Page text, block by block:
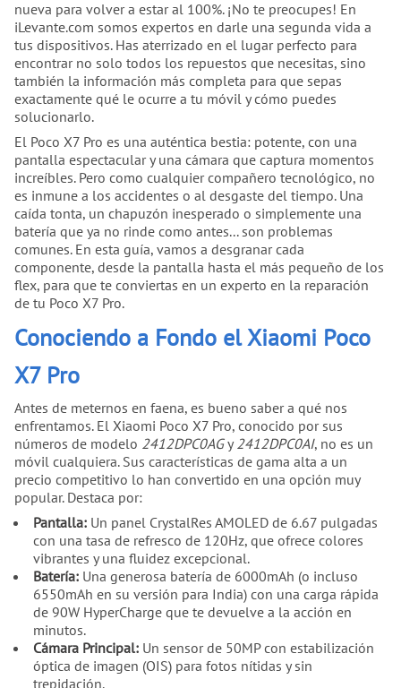
nueva para volver a estar al 100%. ¡No te preocupes! En
iLevante.com somos expertos en darle una segunda vida a
tus dispositivos. Has aterrizado en el lugar perfecto para
encontrar no solo todos los repuestos que necesitas, sino
también la información más completa para que sepas
exactamente qué le ocurre a tu móvil y cómo puedes
solucionarlo.
El Poco X7 Pro es una auténtica bestia: potente, con una
pantalla espectacular y una cámara que captura momentos
increíbles. Pero como cualquier compañero tecnológico, no
es inmune a los accidentes o al desgaste del tiempo. Una
caída tonta, un chapuzón inesperado o simplemente una
batería que ya no rinde como antes... son problemas
comunes. En esta guía, vamos a desgranar cada
componente, desde la pantalla hasta el más pequeño de los
flex, para que te conviertas en un experto en la reparación
de tu Poco X7 Pro.
Conociendo a Fondo el Xiaomi Poco
X7 Pro
Antes de meternos en faena, es bueno saber a qué nos
enfrentamos. El Xiaomi Poco X7 Pro, conocido por sus
números de modelo 2412DPC0AGy2412DPC0AI, no es un
móvil cualquiera. Sus características de gama alta a un
precio competitivo lo han convertido en una opción muy
popular. Destaca por:
Pantalla:Un panel CrystalRes AMOLED de 6.67 pulgadas
con una tasa de refresco de 120Hz, que ofrece colores
vibrantes y una fluidez excepcional.
Batería:Una generosa batería de 6000mAh (o incluso
6550mAh en su versión para India) con una carga rápida
de 90W HyperCharge que te devuelve a la acción en
minutos.
Cámara Principal:Un sensor de 50MP con estabilización
óptica de imagen (OIS) para fotos nítidas y sin
trepidación.